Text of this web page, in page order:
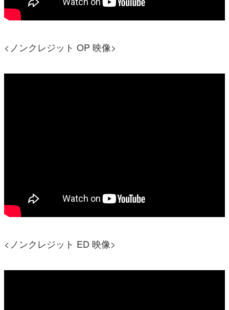
<ノンクレジット OP 映像>
<ノンクレジット ED 映像>